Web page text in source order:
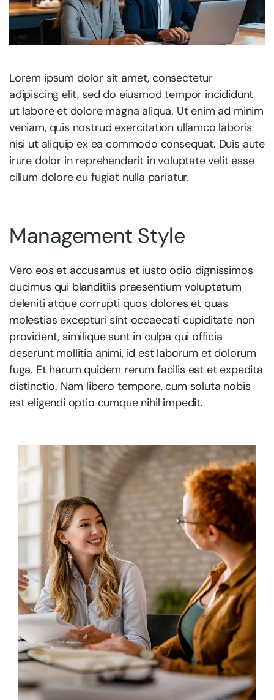
Lorem ipsum dolor sit amet, consectetur
adipiscing elit, sed do eiusmod tempor incididunt
ut labore et dolore magna aliqua. Ut enim ad minim
veniam, quis nostrud exercitation ullamco laboris
nisi ut aliquip ex ea commodo consequat. Duis aute
irure dolor in reprehenderit in voluptate velit esse
cillum dolore eu fugiat nulla pariatur.
Management Style
Vero eos et accusamus et iusto odio dignissimos
ducimus qui blanditiis praesentium voluptatum
deleniti atque corrupti quos dolores et quas
molestias excepturi sint occaecati cupiditate non
provident, similique sunt in culpa qui officia
deserunt mollitia animi, id est laborum et dolorum
fuga. Et harum quidem rerum facilis est et expedita
distinctio. Nam libero tempore, cum soluta nobis
est eligendi optio cumque nihil impedit.